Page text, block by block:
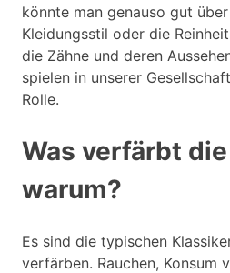
könnte man genauso gut
Kleidungsstil oder die
die Zähne und deren
spielen in unserer
Rolle.
Was verfärbt
warum?
Es sind die typischen
verfärben. Rauchen, Konsum